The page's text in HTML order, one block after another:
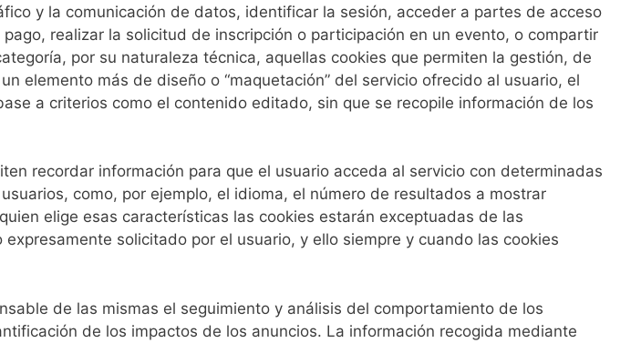
y la comunicación de datos, identificar la sesión, acceder a partes de acceso
realizar la solicitud de inscripción o participación en un evento, o compartir
por su naturaleza técnica, aquellas cookies que permiten la gestión, de
elemento más de diseño o “maquetación” del servicio ofrecido al usuario, el
a criterios como el contenido editado, sin que se recopile información de los
recordar información para que el usuario acceda al servicio con determinadas
como, por ejemplo, el idioma, el número de resultados a mostrar
elige esas características las cookies estarán exceptuadas de las
solicitado por el usuario, y ello siempre y cuando las cookies
de las mismas el seguimiento y análisis del comportamiento de los
de los impactos de los anuncios. La información recogida mediante